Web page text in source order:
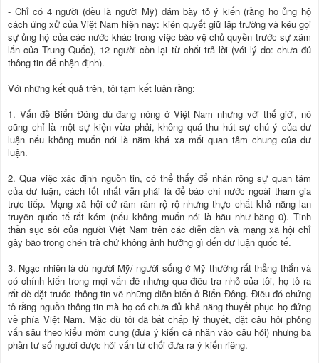
- Chỉ có 4 người (đều là người Mỹ) dám bày tỏ ý kiến (rằng họ ủng hộ
cách ứng xử của Việt Nam hiện nay: kiên quyết giữ lập trường và kêu gọi
sự ủng hộ của các nước khác trong việc bảo vệ chủ quyền trước sự xâm
lấn của Trung Quốc), 12 người còn lại từ chối trả lời (với lý do: chưa đủ
thông tin để nhận định).
Với những kết quả trên, tôi tạm kết luận rằng:
1. Vấn đề Biển Đông dù đang nóng ở Việt Nam nhưng với thế giới, nó
cũng chỉ là một sự kiện vừa phải, không quá thu hút sự chú ý của dư
luận nếu không muốn nói là nằm khá xa mối quan tâm chung của dư
luận.
2. Qua việc xác định nguồn tin, có thể thấy để nhân rộng sự quan tâm
của dư luận, cách tốt nhất vẫn phải là để báo chí nước ngoài tham gia
trực tiếp. Mạng xã hội cứ rầm rầm rộ rộ nhưng thực chất khả năng lan
truyền quốc tế rất kém (nếu không muốn nói là hầu như bằng 0). Tinh
thần sục sôi của người Việt Nam trên các diễn đàn và mạng xã hội chỉ
gây bão trong chén trà chứ không ảnh hưởng gì đến dư luận quốc tế.
3. Ngạc nhiên là dù người Mỹ/ người sống ở Mỹ thường rất thẳng thắn và
có chính kiến trong mọi vấn đề nhưng qua điều tra nhỏ của tôi, họ tỏ ra
rất dè dặt trước thông tin về những diễn biến ở Biển Đông. Điều đó chứng
tỏ rằng nguồn thông tin mà họ có chưa đủ khả năng thuyết phục họ đứng
về phía Việt Nam. Mặc dù tôi đã bất chấp lý thuyết, đặt câu hỏi phỏng
vấn sâu theo kiểu mớm cung (đưa ý kiến cá nhân vào câu hỏi) nhưng ba
phần tư số người được hỏi vấn từ chối đưa ra ý kiến riêng.